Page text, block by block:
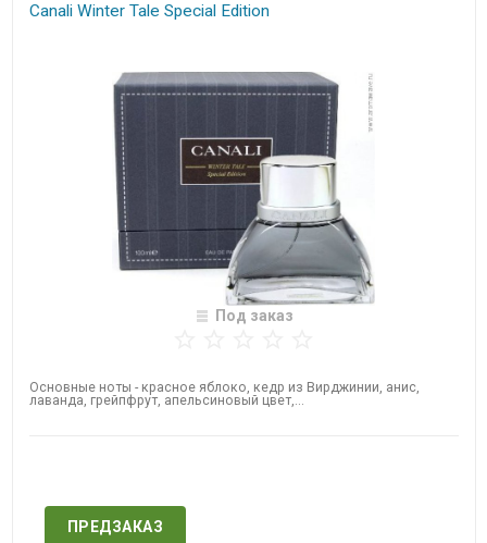
Canali Winter Tale Special Edition
Под заказ
Основные ноты - красное яблоко, кедр из Вирджинии, анис,
лаванда, грейпфрут, апельсиновый цвет,...
ПРЕДЗАКАЗ